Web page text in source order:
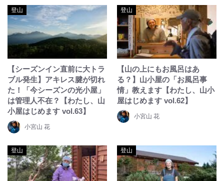
登山
【シーズンイン直前に大トラ
ブル発生】アキレス腱が切れ
た！「今シーズンの光小屋」
は管理人不在？【わたし、山
小屋はじめます vol.63】
小宮山 花
登山
【山の上にもお風呂はあ
る？】山小屋の「お風呂事
情」教えます【わたし、山小
屋はじめます vol.62】
小宮山 花
登山 登山